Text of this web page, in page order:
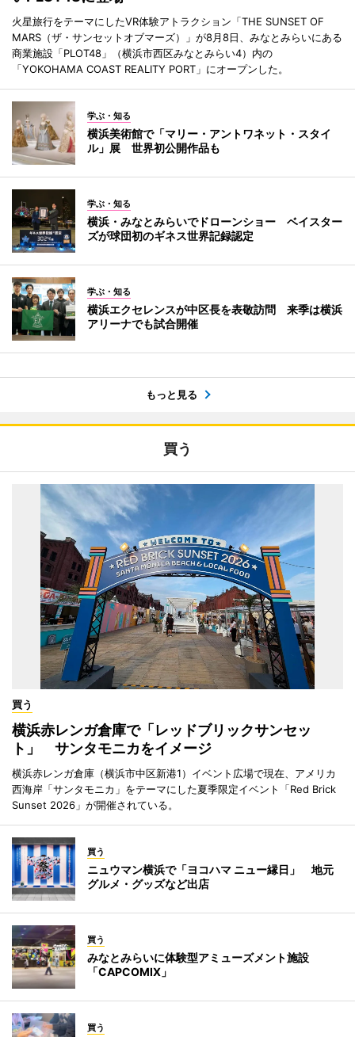
火星旅行をテーマにしたVR体験アトラクション「THE SUNSET OF
MARS（ザ・サンセットオブマーズ）」が8月8日、みなとみらいにある
商業施設「PLOT48」（横浜市西区みなとみらい4）内の
「YOKOHAMA COAST REALITY PORT」にオープンした。
学ぶ・知る
横浜美術館で「マリー・アントワネット・スタイ
ル」展 世界初公開作品も
学ぶ・知る
横浜・みなとみらいでドローンショー ベイスター
ズが球団初のギネス世界記録認定
学ぶ・知る
横浜エクセレンスが中区長を表敬訪問 来季は横浜
アリーナでも試合開催
もっと見る
買う
買う
横浜赤レンガ倉庫で「レッドブリックサンセッ
ト」 サンタモニカをイメージ
横浜赤レンガ倉庫（横浜市中区新港1）イベント広場で現在、アメリカ
西海岸「サンタモニカ」をテーマにした夏季限定イベント「Red Brick
Sunset 2026」が開催されている。
買う
ニュウマン横浜で「ヨコハマ ニュー縁日」 地元
グルメ・グッズなど出店
買う
みなとみらいに体験型アミューズメント施設
「CAPCOMIX」
買う